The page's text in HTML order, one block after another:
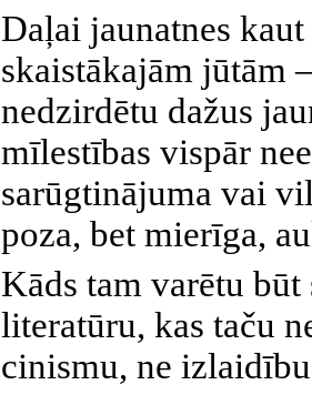
Daļai jaunatnes
skaistākajām jūtām
nedzirdētu dažus
mīlestības vispār
sarūgtinājuma vai
poza, bet mierīga,
Kāds tam varētu
literatūru, kas taču
cinismu, ne